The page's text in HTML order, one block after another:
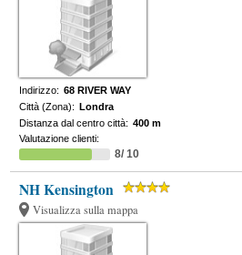
Indirizzo: 68 RIVER WAY
Città (Zona): Londra
Distanza dal centro città: 400 m
Valutazione clienti:
8/ 10
NH Kensington
Visualizza sulla mappa